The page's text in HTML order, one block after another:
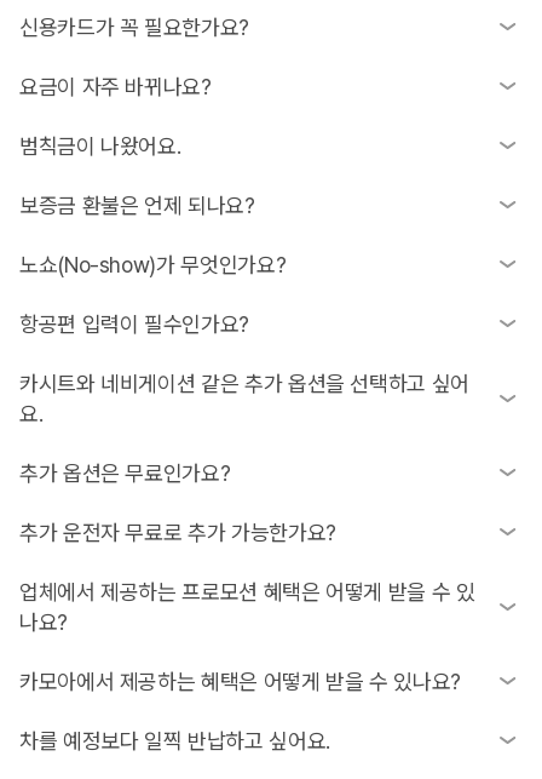
으실 수 있어요.
괌 여행 준비물 중 렌트카 픽업을 위해 여권, 실물 운전면허증, 예
허증만으로도 대여가 가능하지만, 반드시 '실물'이어야 한다는 점
신용카드가 꼭 필요한가요?
네, 차량 대여 시 보증금(Deposit) 결제를 위해 예약자 본인 명의
요금이 자주 바뀌나요?
네, 괌 렌트카 가격은 항공권처럼 실시간으로 변동될 수 있어요.
되었다면 미리 예약하시는 것을 추천드려요.
범칙금이 나왔어요.
운전 중 발생한 범칙금은 운전자의 책임이에요. 보통 업체에서 먼
식으로 처리되니 자세한 절차는 업체에 문의해 보세요.
보증금 환불은 언제 되나요?
보증금은 차량 반납 후 이상이 없으면 환불 접수가 돼요. 다만 해
더 걸릴 수 있으니 카드사를 통해 실청구 여부를 확인해 보세요.
노쇼(No-show)가 무엇인가요?
예약한 시간에 차량을 인수하러 나타나지 않는 경우를 말해요. 노
이나 취소가 필요하면 반드시 사전에 연락하셔야 해요.
항공편 입력이 필수인가요?
필수는 아니지만 입력을 강력히 추천드려요. 특히 괌 공항 렌트카
이용 시 항공편 정보를 입력하면 비행기 연착 시에도 업체에서 도
카시트와 네비게이션 같은 추가 옵션을 선택하고 싶어
요.
괌 태교여행이나 가족 여행을 오시는 분들은 카시트, 아이스박스,
하실 수도 있고, 업체마다 무료로 제공하는 옵션이 있으니 '업체
추가 옵션은 무료인가요?
고고렌트카 괌공항점처럼 카시트 등을 무료로 제공하는 곳도 있
션 비용까지 포함해서 확인하시면 더 경제적인 선택이 가능해요.
추가 운전자 무료로 추가 가능한가요?
추가 운전자 등록 비용은 업체마다 달라요. 무료인 곳도 있고 추
가 요금을 받는 곳도 있으며, 추가 운전자도 반드시 여권과 실물
업체에서 제공하는 프로모션 혜택은 어떻게 받을 수 있
나요?
차량 예약시 업체 제공 항목에서 확인하시거나, 현장에서 차량을
를 제시하거나, 카모아 바우처를 제공하는 방식으로 진행됩니다.
카모아에서 제공하는 혜택은 어떻게 받을 수 있나요?
카모아에서 예약하시면 괌 맛집인 롱혼(LongHorn)이나 아이홉
차를 예정보다 일찍 반납하고 싶어요.